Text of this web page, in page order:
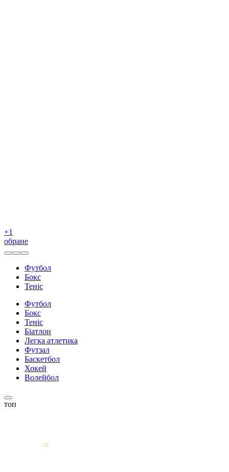
+1
обране
Футбол
Бокс
Теніс
Футбол
Бокс
Теніс
Біатлон
Легка атлетика
Футзал
Баскетбол
Хокей
Волейбол
топ